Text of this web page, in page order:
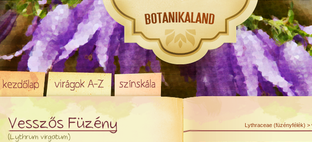
Vesszős Füzény
(Lythrum virgatum)
Lythraceae (füzényfélék)